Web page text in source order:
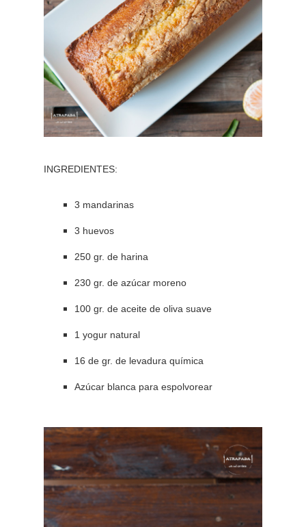
INGREDIENTES:
3 mandarinas
3 huevos
250 gr. de harina
230 gr. de azúcar moreno
100 gr. de aceite de oliva suave
1 yogur natural
16 de gr. de levadura química
Azúcar blanca para espolvorear